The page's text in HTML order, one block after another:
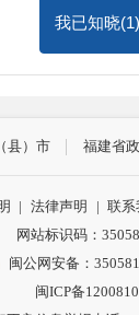
我已知晓(1)
县）市 福建省
| 法律声明 | 联系
网站标识码：
闽公网安备：
闽ICP备